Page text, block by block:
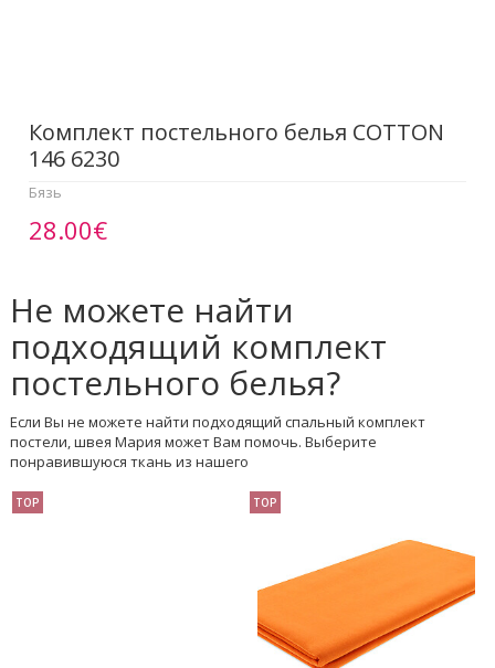
Комплект постельного белья COTTON
146 6230
Бязь
28.00€
Не можете найти
подходящий комплект
постельного белья?
Если Вы не можете найти подходящий спальный комплект
постели, швея Мария может Вам помочь. Выберите
понравившуюся ткань из нашего
TOP TOP